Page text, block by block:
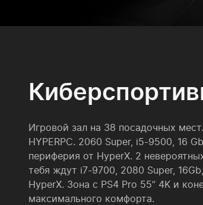
Игровой зал на 38 посадочных
HYPERPC. 2060 Super, i5-9500, 16
периферия от HyperX. 2
тебя ждут i7-9700, 2080 Super,
HyperX. Зона с PS4 Pro 55” 4K и
максимального комфорта.